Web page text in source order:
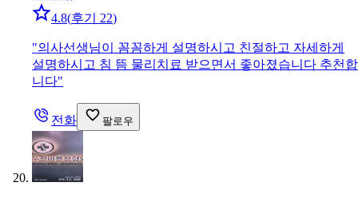
4.8(후기 22)
"의사선생님이 꼼꼼하게 설명하시고 친절하고 자세하게
설명하시고 침 뜸 물리치료 받으면서 좋아졌습니다 추천합
니다"
전화 팔로우